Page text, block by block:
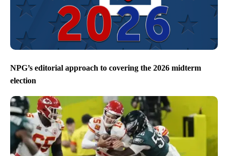
NPG’s editorial approach to covering the 2026 midterm
election